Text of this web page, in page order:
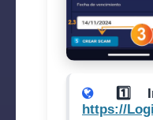
1️⃣
https://